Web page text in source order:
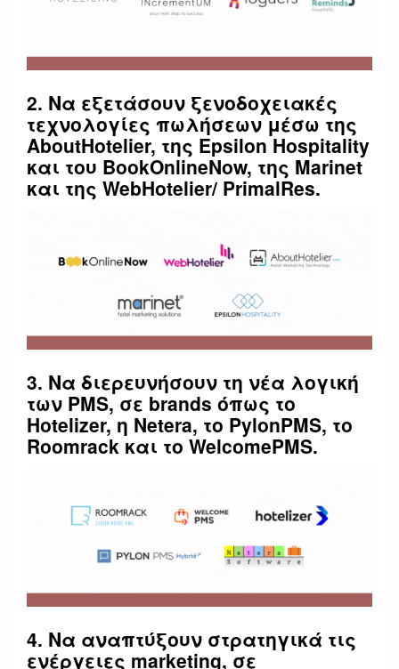
2. Να εξετάσουν ξενοδοχειακές
τεχνολογίες πωλήσεων μέσω της
AboutHotelier, της Epsilon Hospitality
και του BookOnlineNow, της Marinet
και της WebHotelier/ PrimalRes.
3. Να διερευνήσουν τη νέα λογική
των PMS, σε brands όπως το
Hotelizer, η Netera, το PylonPMS, το
Roomrack και το WelcomePMS.
4. Να αναπτύξουν στρατηγικά τις
ενέργειες marketing, σε